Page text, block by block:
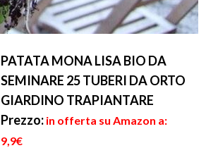
PATATA MONA LISA BIO DA
SEMINARE 25 TUBERI DA ORTO
GIARDINO TRAPIANTARE
Prezzo: in offerta su Amazon a:
9,9€